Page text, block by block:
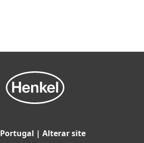
Portugal | Alterar site